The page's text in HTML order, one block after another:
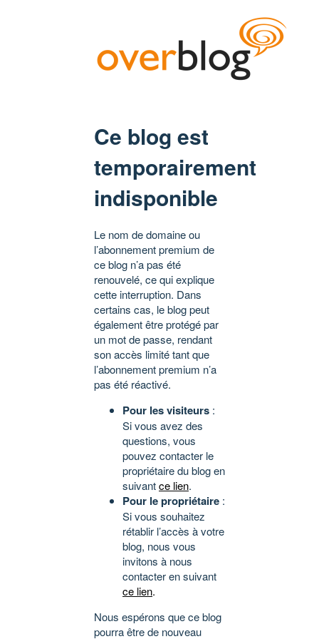
Ce blog est
temporairement
indisponible
Le nom de domaine ou
l’abonnement premium de
ce blog n’a pas été
renouvelé, ce qui explique
cette interruption. Dans
certains cas, le blog peut
également être protégé par
un mot de passe, rendant
son accès limité tant que
l’abonnement premium n’a
pas été réactivé.
Pour les visiteurs :
Si vous avez des
questions, vous
pouvez contacter le
propriétaire du blog en
suivantce lien.
Pour le propriétaire :
Si vous souhaitez
rétablir l’accès à votre
blog, nous vous
invitons à nous
contacter en suivant
ce lien.
Nous espérons que ce blog
pourra être de nouveau